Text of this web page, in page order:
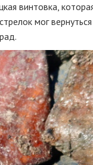
винтовка,
мог